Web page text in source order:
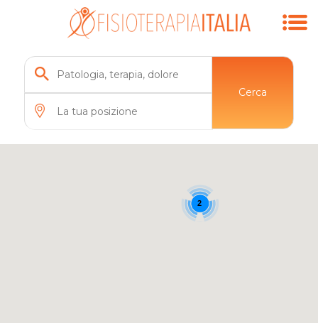
Cerca
2